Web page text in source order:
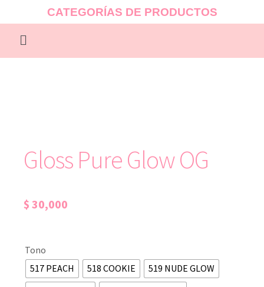
CATEGORÍAS DE PRODUCTOS
Gloss Pure Glow OG
$ 30,000
Tono
517 PEACH
518 COOKIE
519 NUDE GLOW